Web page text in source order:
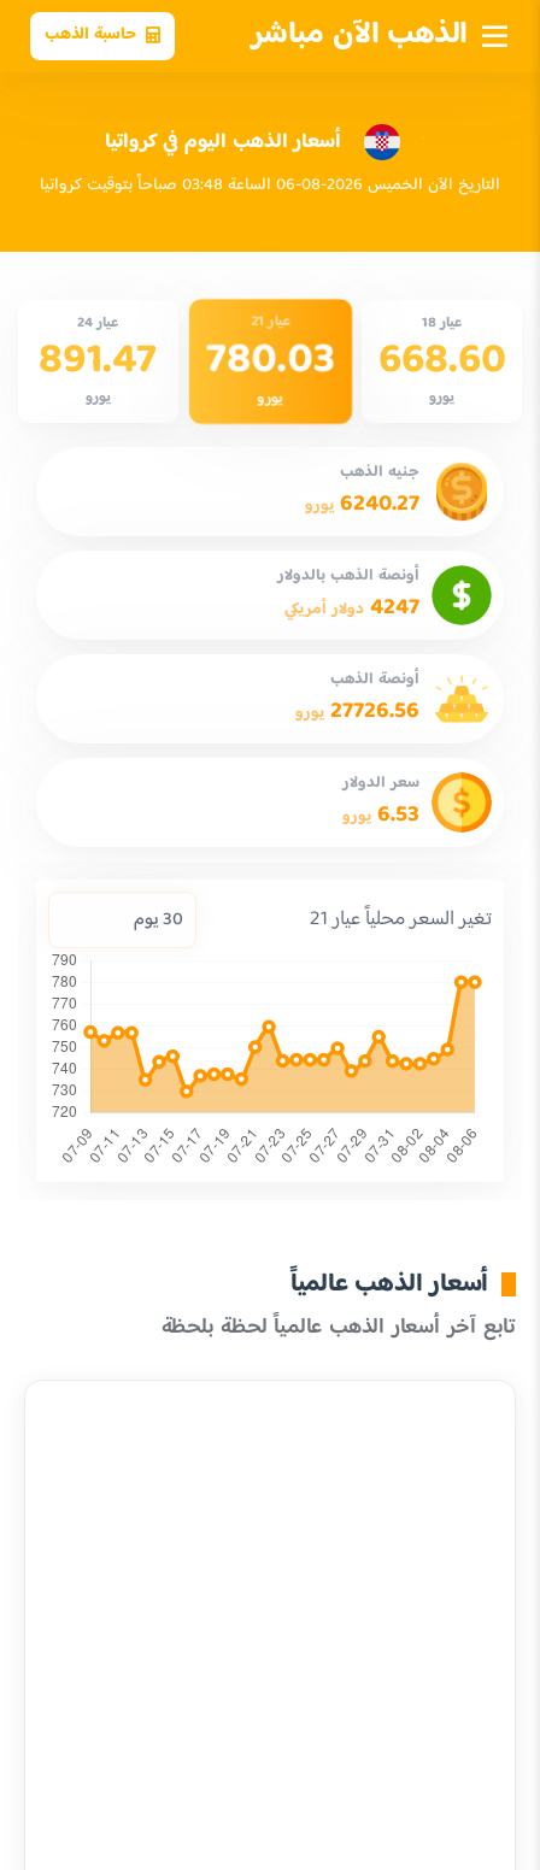
الذهب الآن مباشر حاسبة الذهب
أسعار الذهب اليوم في كرواتيا
التاريخ الآن الخميس 2026-08-06 الساعة 03:48 صباحاً بتوقيت كرواتيا
عيار 18
668.60
يورو
عيار 21
780.03
يورو
عيار 24
891.47
يورو
جنيه الذهب
6240.27 يورو
أونصة الذهب بالدولار
4247 دولار أمريكي
أونصة الذهب
27726.56 يورو
سعر الدولار
6.53 يورو
تغير السعر محلياً عيار 21
أسعار الذهب عالمياً
تابع آخر أسعار الذهب عالمياً لحظة بلحظة